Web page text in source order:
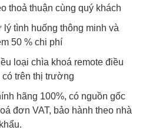
thoả thuận cùng quý khách
tình huống thông minh và
50 % chi phí
loại chìa khoá remote điều
trên thị trường
hãng 100%, có nguồn gốc
đơn VAT, bảo hành theo nhà